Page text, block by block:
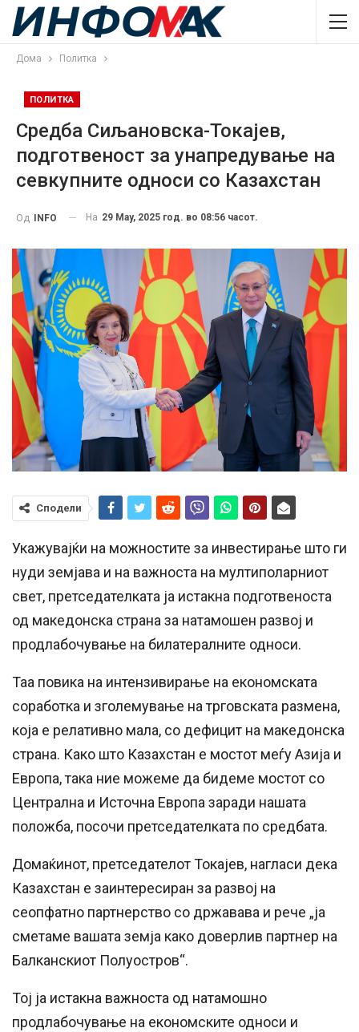
Дома Политка
ПОЛИТКА
Средба Сиљановска-Токајев,
подготвеност за унапредување на
севкупните односи со Казахстан
Од INFO На 29 May, 2025 год. во 08:56 часот.
Сподели
Укажувајќи на можностите за инвестирање што ги
нуди земјава и на важноста на мултиполарниот
свет, претседателката ја истакна подготвеноста
од македонска страна за натамошен развој и
продлабочување на билатералните односи.
Таа повика на интензивирање на економската
соработка и зголемување на трговската размена,
која е релативно мала, со дефицит на македонска
страна. Како што Казахстан е мостот меѓу Азија и
Европа, така ние можеме да бидеме мостот со
Централна и Источна Европа заради нашата
положба, посочи претседателката по средбата.
Домаќинот, претседателот Токаjев, нагласи дека
Казахстан е заинтересиран за развој на
сеопфатно партнерство со државава и рече „ја
сметаме вашата земја како доверлив партнер на
Балканскиот Полуостров“.
Тој ја истакна важноста од натамошно
продлабочување на економските односи и